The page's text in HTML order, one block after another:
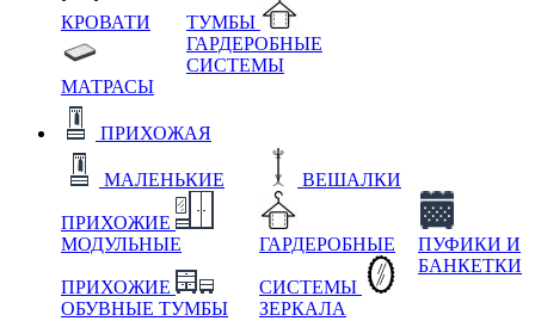
КРОВАТИ
МАТРАСЫ
ТУМБЫ
ГАРДЕРОБНЫЕ
СИСТЕМЫ
ПРИХОЖАЯ
МАЛЕНЬКИЕ
ПРИХОЖИЕ
МОДУЛЬНЫЕ
ПРИХОЖИЕ
ОБУВНЫЕ ТУМБЫ
ВЕШАЛКИ
ГАРДЕРОБНЫЕ
СИСТЕМЫ
ЗЕРКАЛА
ПУФИКИ И
БАНКЕТКИ